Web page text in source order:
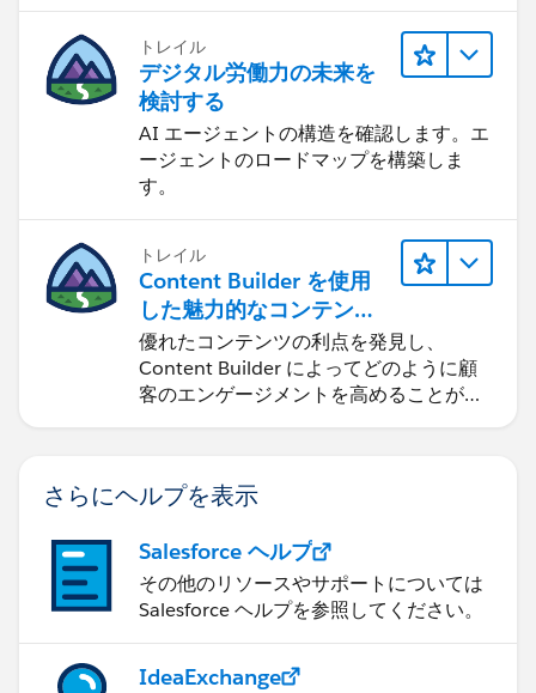
トレイル
デジタル労働力の未来を
検討する
AI エージェントの構造を確認します。エ
ージェントのロードマップを構築しま
す。
トレイル
Content Builder を使用
した魅力的なコンテンツ
の作成
優れたコンテンツの利点を発見し、
Content Builder によってどのように顧
客のエンゲージメントを高めることがで
さらにヘルプを表示
Salesforce ヘルプ
その他のリソースやサポートについては
Salesforce ヘルプを参照してください。
IdeaExchange